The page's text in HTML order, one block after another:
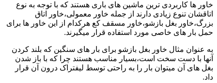
خاور ها کاربردی ترین ماشین های باری هستند که با توجه به نوع
اتاقشان تنوع زیادی دارند از جمله خاور معمولی،خاور اتاق
بزرگ،خاور بغل بازشو،خاور مسقف کع هرکدام از این خاور ها برای
حمل بار های خاصی مورد استفاده قرار میگیرند.
به عنوان مثال خاور بغل بازشو برای بار های سنگین که بلند کردن
آنها با دست سخت است،بسیار مناسب هستند چرا که با باز شدن
بغل های آن میتوان بار را به راحتی توسط لیفتراک درون آن قرار
داد.